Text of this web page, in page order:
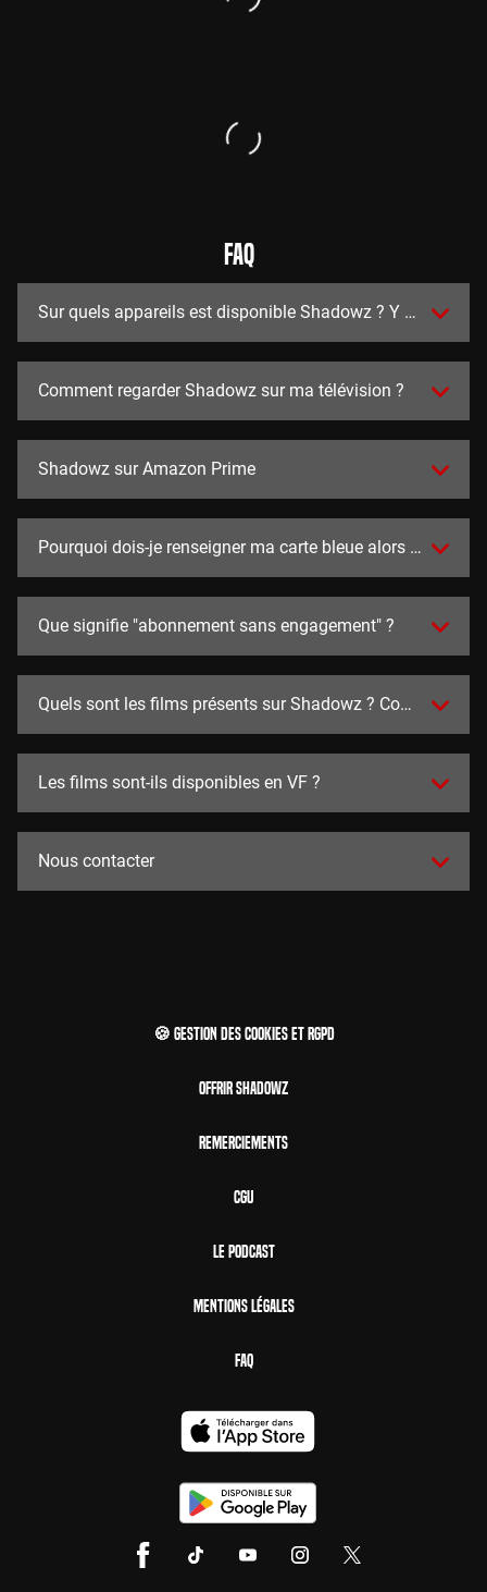
FAQ
Sur quels appareils est disponible Shadowz ? Y a t-il des
Comment regarder Shadowz sur ma télévision ?
Shadowz sur Amazon Prime
Pourquoi dois-je renseigner ma carte bleue alors que
Que signifie "abonnement sans engagement" ?
Quels sont les films présents sur Shadowz ? Combien y en
Les films sont-ils disponibles en VF ?
Nous contacter
🍪 Gestion des cookies et RGPD
Offrir Shadowz
Remerciements
CGU
Le Podcast
Mentions Légales
FAQ